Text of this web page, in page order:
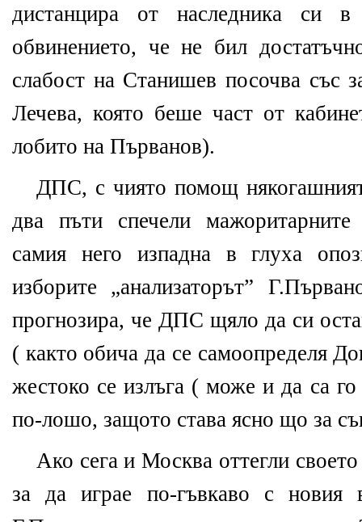
дистанцира от наследника си
обвинението, че не бил
слабост на Станишев посочва със
Лечева, която беше част от
лобито на Първанов).
ДПС, с чиято помощ
два пъти спечели
самия него изпадна в глуха
изборите „анализаторът”
прогнозира, че ДПС щяло да си
( както обича да се самоопределя
жестоко се излъга ( може и да са
по-лошо, защото става ясно що за
Ако сега и Москва оттегли
за да играе по-гъвкаво с новия